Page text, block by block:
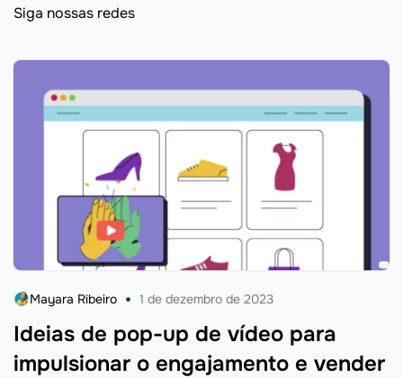
Siga nossas redes
Ideias de pop-up de vídeo para
impulsionar o engajamento e vender
Mayara Ribeiro 1 de dezembro de 2023